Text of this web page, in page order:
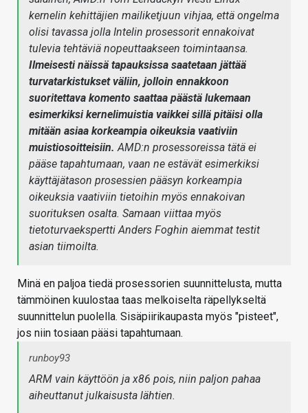
kernelin kehittäjien mailiketjuun vihjaa, että ongelma
olisi tavassa jolla Intelin prosessorit ennakoivat
tulevia tehtäviä nopeuttaakseen toimintaansa.
Ilmeisesti näissä tapauksissa saatetaan jättää
turvatarkistukset väliin, jolloin ennakkoon
suoritettava komento saattaa päästä lukemaan
esimerkiksi kernelimuistia vaikkei sillä pitäisi olla
mitään asiaa korkeampia oikeuksia vaativiin
muistiosoitteisiin. AMD:n prosessoreissa tätä ei
pääse tapahtumaan, vaan ne estävät esimerkiksi
käyttäjätason prosessien pääsyn korkeampia
oikeuksia vaativiin tietoihin myös ennakoivan
suorituksen osalta. Samaan viittaa myös
tietoturvaekspertti Anders Foghin aiemmat testit
asian tiimoilta.
Minä en paljoa tiedä prosessorien suunnittelusta, mutta
tämmöinen kuulostaa taas melkoiselta räpellykseltä
suunnittelun puolella. Sisäpiirikaupasta myös "pisteet",
jos niin tosiaan pääsi tapahtumaan.
runboy93
ARM vain käyttöön ja x86 pois, niin paljon pahaa
aiheuttanut julkaisusta lähtien.